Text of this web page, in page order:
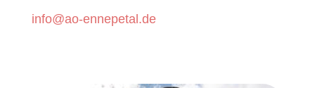
info@ao-ennepetal.de